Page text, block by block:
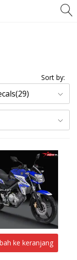
Sort by:
ke keranjang